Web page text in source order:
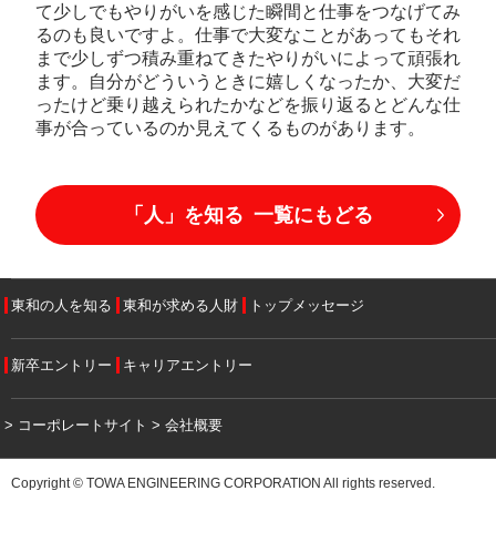
て少しでもやりがいを感じた瞬間と仕事をつなげてみ
るのも良いですよ。仕事で大変なことがあってもそれ
まで少しずつ積み重ねてきたやりがいによって頑張れ
ます。自分がどういうときに嬉しくなったか、大変だ
ったけど乗り越えられたかなどを振り返るとどんな仕
事が合っているのか見えてくるものがあります。
「人」を知る 一覧にもどる
東和の人を知る 東和が求める人財 トップメッセージ
新卒エントリー キャリアエントリー
> コーポレートサイト > 会社概要
Copyright © TOWA ENGINEERING CORPORATION All rights reserved.